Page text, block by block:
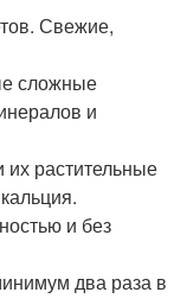
Свежие,
сложные
и
растительные
и без
два раза в